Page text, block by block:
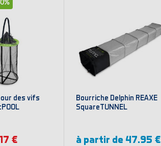
des vifs
€
Bourriche Delphin REAXE
SquareTUNNEL
à partir de 47.95 €